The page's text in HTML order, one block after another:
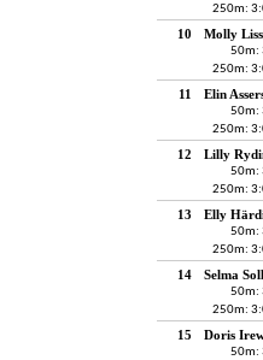
250m:
10 Molly
50m:
250m:
11 Elin
50m:
250m:
12 Lilly
50m:
250m:
13 Elly
50m:
250m:
14 Selma
50m:
250m:
15 Doris
50m: